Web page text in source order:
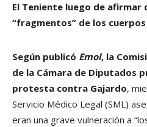
El Teniente luego de afirmar
“fragmentos” de los
Según publicó Emol, la
de la Cámara de Diputados
protesta contra Gajardo,
Servicio Médico Legal (SML)
eran una grave vulneración a